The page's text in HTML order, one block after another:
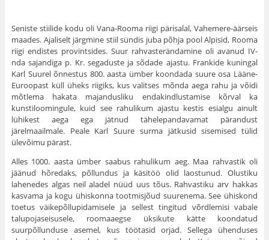
Seniste stiilide kodu oli Vana-Rooma riigi pärisalal, Vahemere-äärseis
maades. Ajaliselt järgmine stiil sündis juba põhja pool Alpisid, Rooma
riigi endistes provintsides. Suur rahvasterändamine oli avanud IV-
nda sajandiga p. Kr. segaduste ja sõdade ajastu. Frankide kuningal
Karl Suurel õnnestus 800. aasta ümber koondada suure osa Lääne-
Euroopast küll üheks riigiks, kus valitses mõnda aega rahu ja võidi
mõtlema hakata majandusliku endakindlustamise kõr­val ka
kunstiloomingule, kuid see rahulikum ajastu kestis esialgu ainult
lühikest aega ega jätnud tähele­pandavamat pärandust
järelmaailmale. Peale Karl Suure surma jätkusid sisemised tülid
ülevõimu pärast.
Alles 1000. aasta ümber saabus rahulikum aeg. Maa rahvastik oli
jäänud hõredaks, põllundus ja käsi­töö olid laostunud. Olustiku
lahenedes algas neil ala­del nüüd uus tõus. Rahvastiku arv hakkas
kasvama ja kogu ühiskonna tootmisjõud suurenema. See ühis­kond
toetus väikepõllupidamisele ja sellest tingitud võrdlemisi vabale
talupojaseisusele, roomaaegse üksi­kute kätte koondatud
suurpõllunduse asemel, kus töö­tasid orjad. Sellega ühenduses